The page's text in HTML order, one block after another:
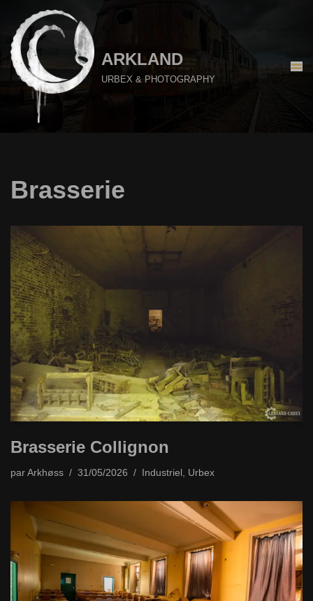
Aller
au
contenu
ARKLAND
URBEX & PHOTOGRAPHY
Brasserie
Brasserie Collignon
par Arkhøss 31/05/2026 Industriel , Urbex